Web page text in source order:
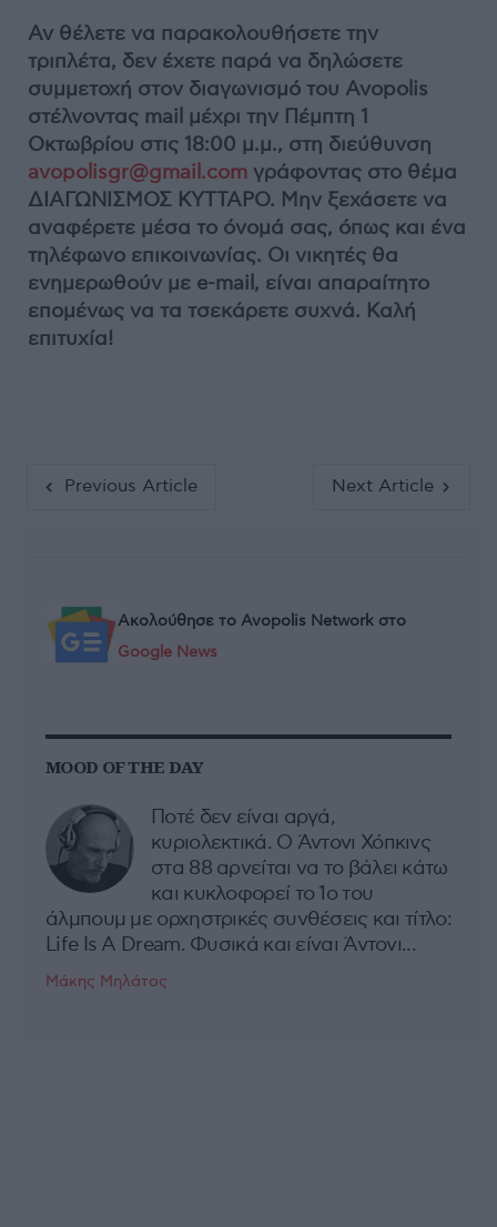
Αν θέλετε να παρακολουθήσετε την
τριπλέτα, δεν έχετε παρά να δηλώσετε
συμμετοχή στον διαγωνισμό του Avopolis
στέλνοντας mail μέχρι την Πέμπτη 1
Οκτωβρίου στις 18:00 μ.μ., στη διεύθυνση
avopolisgr@gmail.com γράφοντας στο θέμα
ΔΙΑΓΩΝΙΣΜΟΣ ΚΥΤΤΑΡΟ. Μην ξεχάσετε να
αναφέρετε μέσα το όνομά σας, όπως και ένα
τηλέφωνο επικοινωνίας. Οι νικητές θα
ενημερωθούν με e-mail, είναι απαραίτητο
επομένως να τα τσεκάρετε συχνά. Καλή
επιτυχία!
Previous Article Next Article
Ακολούθησε το Avopolis Network στο
Google News
MOOD OF THE DAY
Ποτέ δεν είναι αργά,
κυριολεκτικά. Ο Άντονι Χόπκινς
στα 88 αρνείται να το βάλει κάτω
και κυκλοφορεί το 1ο του
άλμπουμ με ορχηστρικές συνθέσεις και τίτλο:
Life Is A Dream. Φυσικά και είναι Άντονι...
Μάκης Μηλάτος